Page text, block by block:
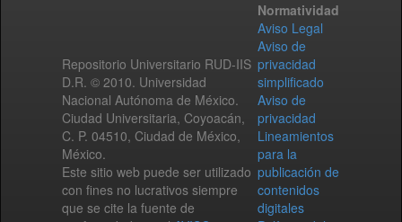
Repositorio Universitario RUD-IIS
D.R. © 2010. Universidad
Nacional Autónoma de México.
Ciudad Universitaria, Coyoacán,
C. P. 04510, Ciudad de México,
México.
Este sitio web puede ser utilizado
con fines no lucrativos siempre
que se cite la fuente de
Normatividad
Aviso Legal
Aviso de
privacidad
simplificado
Aviso de
privacidad
Lineamientos
para la
publicación de
contenidos
digitales